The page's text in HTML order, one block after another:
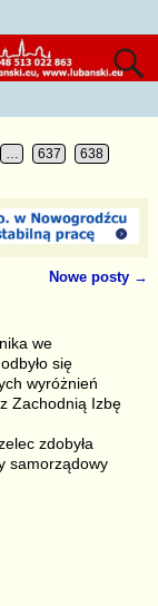
… 637
638
Nowe posty →
we
się
wyróżnień
Zachodnią Izbę
zdobyła
samorządowy